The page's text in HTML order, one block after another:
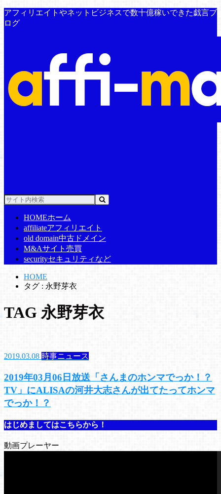
アフィリエイトやネットビジネスで数十億稼いできた戯言ブ
ログ
HOMEホーム
affiliateアフィリエイト
old domain中古ドメイン
M&Aサイト売買
securityセキュリティなど
HOME
タグ : 永野芽衣
TAG 永野芽衣
2019.03.08 時事ニュース
2019年03月06日放送「さんまのホンマでっか！？
TV」にALISAの河井大志さんが出てたってホンマ
でっか！？
はじめましてはこちらから！
動画プレーヤー